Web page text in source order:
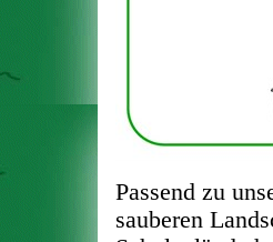
Passend zu
sauberen